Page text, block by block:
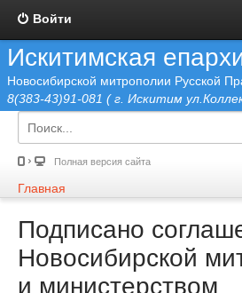
Войти
Искитимская
Новосибирской митрополии Русской
8(383-43)91-081 ( г. Искитим
Полная версия сайта
Главная
Подписано
Новосибирской
и министерством